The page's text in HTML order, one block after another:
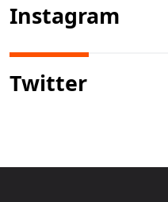
Instagram
Twitter